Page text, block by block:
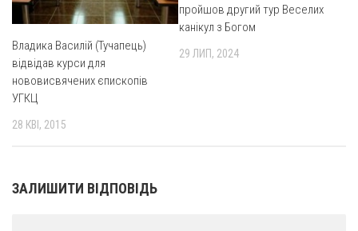
Владика Василій (Тучапець)
відвідав курси для
нововисвячених єпископів
УГКЦ
28 КВІ, 2015
пройшов другий тур Веселих
канікул з Богом
29 ЛИП, 2024
ЗАЛИШИТИ ВІДПОВІДЬ